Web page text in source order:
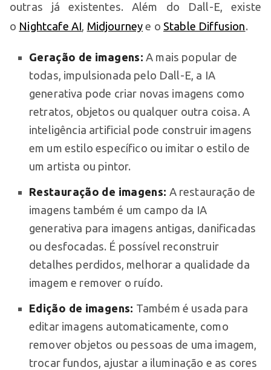
outras já existentes. Além do Dall-E, existe
o Nightcafe AI, Midjourney e o Stable Diffusion.
Geração de imagens: A mais popular de
todas, impulsionada pelo Dall-E, a IA
generativa pode criar novas imagens como
retratos, objetos ou qualquer outra coisa. A
inteligência artificial pode construir imagens
em um estilo específico ou imitar o estilo de
um artista ou pintor.
Restauração de imagens: A restauração de
imagens também é um campo da IA
generativa para imagens antigas, danificadas
ou desfocadas. É possível reconstruir
detalhes perdidos, melhorar a qualidade da
imagem e remover o ruído.
Edição de imagens: Também é usada para
editar imagens automaticamente, como
remover objetos ou pessoas de uma imagem,
trocar fundos, ajustar a iluminação e as cores